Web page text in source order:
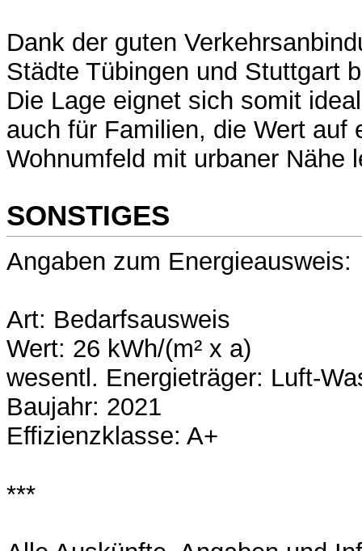
Dank der guten
Städte Tübingen und Stuttgart
Die Lage eignet sich somit
auch für Familien, die Wert auf
Wohnumfeld mit urbaner Nähe
SONSTIGES
Angaben zum Energieausweis:
Art: Bedarfsausweis
Wert: 26 kWh/(m² x a)
wesentl. Energieträger: Luft-
Baujahr: 2021
Effizienzklasse: A+
***